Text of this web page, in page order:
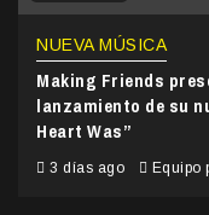
NUEVA MÚSICA
Making Friends
lanzamiento de su
Heart Was”
3 días ago Equipo